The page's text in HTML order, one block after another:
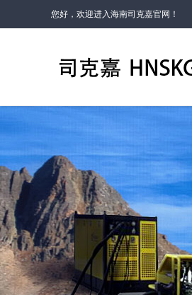
您好，欢迎进入海南司克嘉官网！